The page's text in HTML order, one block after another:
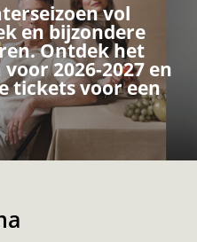
vol
en bijzondere
Ontdek het
2026-2027 en
tickets voor een